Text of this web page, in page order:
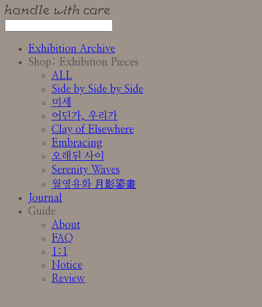
Exhibition Archive
Shop: Exhibition Pieces
ALL
Side by Side by Side
미세
어딘가, 우리가
Clay of Elsewhere
Embracing
오래된 사이
Serenity Waves
월영유화 月影鎏畫
Journal
Guide
About
FAQ
1:1
Notice
Review